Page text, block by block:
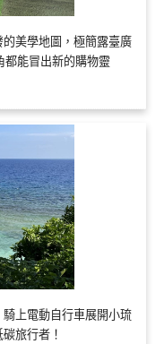
美學地圖，極簡露臺廣
都能冒出新的購物靈
上電動自行車展開小琉
旅行者！